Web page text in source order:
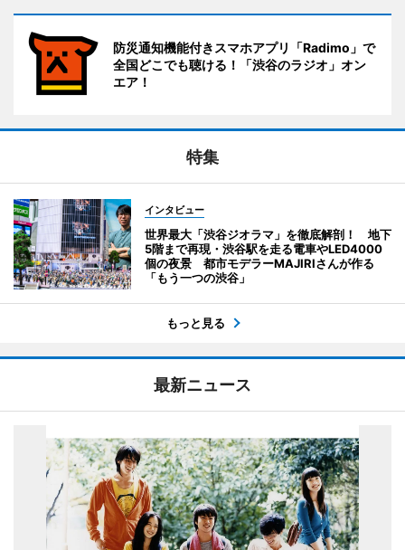
防災通知機能付きスマホアプリ「Radimo」で
全国どこでも聴ける！「渋谷のラジオ」オン
エア！
特集
インタビュー
世界最大「渋谷ジオラマ」を徹底解剖！ 地下
5階まで再現・渋谷駅を走る電車やLED4000
個の夜景 都市モデラーMAJIRIさんが作る
「もう一つの渋谷」
もっと見る
最新ニュース